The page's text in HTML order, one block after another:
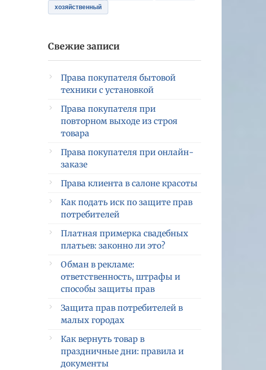
хозяйственный
Свежие записи
Права покупателя бытовой
техники с установкой
Права покупателя при
повторном выходе из строя
товара
Права покупателя при онлайн-
заказе
Права клиента в салоне красоты
Как подать иск по защите прав
потребителей
Платная примерка свадебных
платьев: законно ли это?
Обман в рекламе:
ответственность, штрафы и
способы защиты прав
Защита прав потребителей в
малых городах
Как вернуть товар в
праздничные дни: правила и
документы